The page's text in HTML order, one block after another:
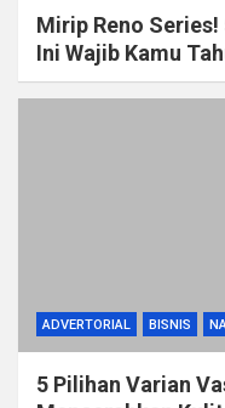
Mirip Reno Series!
Ini Wajib Kamu
ADVERTORIAL BISNIS
5 Pilihan Varian